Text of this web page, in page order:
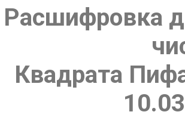
Расшифровка
Квадрата